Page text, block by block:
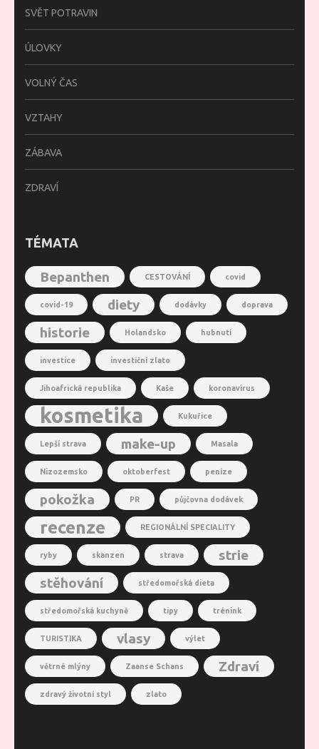
SVĚT POTRAVIN
ÚLOVKY
VOLNÝ ČAS
VZTAHY
ZÁBAVA
ZDRAVÍ
TÉMATA
Bepanthen CESTOVÁNÍ covid
covid-19 diety dodávky doprava
historie Holandsko hubnutí
investice investiční zlato
Jihoafrická republika Kaše koronavirus
kosmetika Kukuřice
Lepší strava make-up Masala
Nizozemsko oktoberfest peníze
pokožka PR půjčovna dodávek
recenze REGIONÁLNÍ SPECIALITY
ryby skanzen strava
strie
stěhování
středomořská dieta
středomořská kuchyně tipy trénink
TURISTIKA vlasy výlet
větrné mlýny Zaanse Schans Zdraví
zdravý životní styl zlato